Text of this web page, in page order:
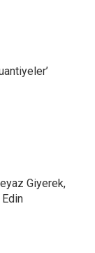
Giyerek,